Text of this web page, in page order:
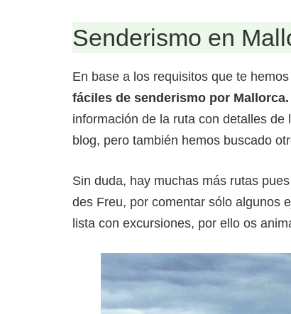
Senderismo en
En base a los requisitos que te
fáciles de senderismo por Mallorca.
información de la ruta con detalles
blog, pero también hemos buscado
Sin duda, hay muchas más rutas
des Freu, por comentar sólo algunos
lista con excursiones, por ello os